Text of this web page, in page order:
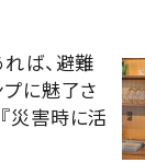
れば、避難
プに魅了さ
災害時に活